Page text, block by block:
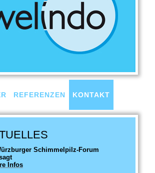
REFERENZEN KONTAKT
Schimmelpilz-Forum
Infos